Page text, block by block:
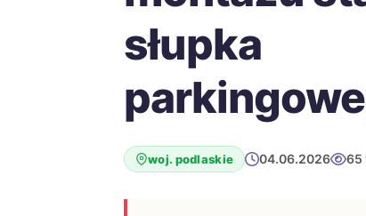
słupka
woj. podlaskie 04.06.2026 65